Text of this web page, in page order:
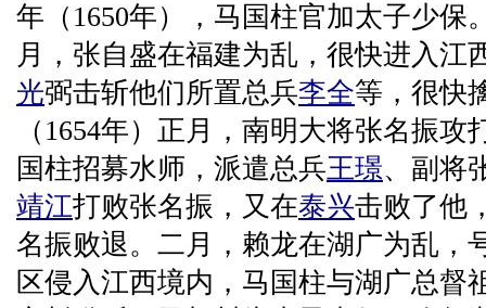
年（1650年），马国柱官加太子少保
月，张自盛在福建为乱，很快进入江
光弼击斩他们所置总兵李全等，很快
（1654年）正月，南明大将张名振攻
国柱招募水师，派遣总兵王璟、副将
靖江打败张名振，又在泰兴击败了他
名振败退。二月，赖龙在湖广为乱，
区侵入江西境内，马国柱与湖广总督